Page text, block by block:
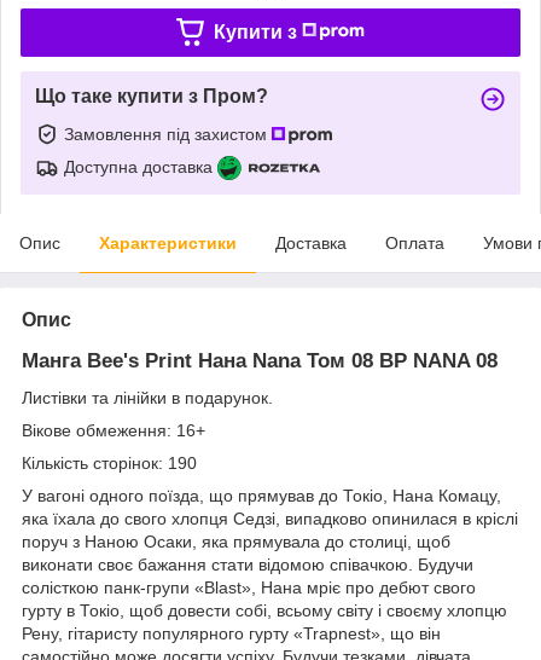
Купити з
Що таке купити з Пром?
Замовлення під захистом
Доступна доставка
Опис Характеристики Доставка Оплата Умови
Опис
Манга Bee's Print Нана Nana Том 08 BP NANA 08
Листівки та лінійки в подарунок.
Вікове обмеження: 16+
Кількість сторінок: 190
У вагоні одного поїзда, що прямував до Токіо, Нана Комацу,
яка їхала до свого хлопця Седзі, випадково опинилася в кріслі
поруч з Наною Осаки, яка прямувала до столиці, щоб
виконати своє бажання стати відомою співачкою. Будучи
солісткою панк-групи «Blast», Нана мріє про дебют свого
гурту в Токіо, щоб довести собі, всьому світу і своєму хлопцю
Рену, гітаристу популярного гурту «Trapnest», що він
самостійно може досягти успіху. Будучи тезками, дівчата